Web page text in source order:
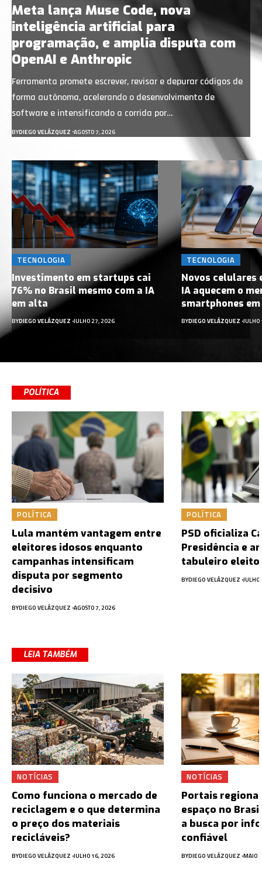
Meta lança Muse Code, nova
inteligência artificial para
programação, e amplia disputa com
OpenAI e Anthropic
Ferramenta promete escrever, revisar e depurar códigos de
forma autônoma, acelerando o desenvolvimento de
software e intensificando a corrida por…
BYDIEGO VELÁZQUEZ AGOSTO 7, 2026
TECNOLOGIA
Investimento em startups cai
76% no Brasil mesmo com a IA
em alta
BYDIEGO VELÁZQUEZ JULHO 27, 2026
TECNOLOGIA
Novos celulares
IA aquecem o
smartphones
BYDIEGO VELÁZQUEZ
POLÍTICA
POLÍTICA
Lula mantém vantagem entre
eleitores idosos enquanto
campanhas intensificam
disputa por segmento
decisivo
BYDIEGO VELÁZQUEZ AGOSTO 7, 2026
POLÍTICA
PSD oficializa
Presidência e
tabuleiro
BYDIEGO VELÁZQUEZ
LEIA TAMBÉM
NOTÍCIAS
Como funciona o mercado de
reciclagem e o que determina
o preço dos materiais
recicláveis?
BYDIEGO VELÁZQUEZ JULHO 16, 2026
NOTÍCIAS
Portais
espaço no
a busca por
confiável
BYDIEGO VELÁZQUEZ MAIO